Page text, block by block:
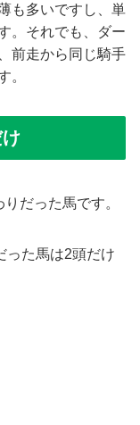
も多いですし、単
。それでも、ダー
前走から同じ騎手
。
だった馬です。
った馬は2頭だけ